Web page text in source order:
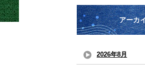
込み釣り
アーカ
2026年8月